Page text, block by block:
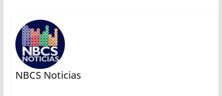
NBCS Noticias